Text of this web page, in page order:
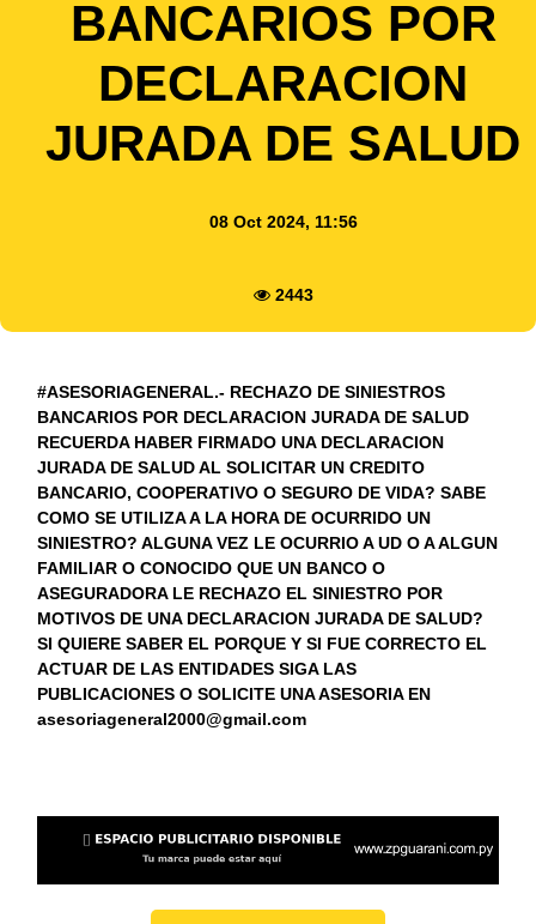
BANCARIOS POR
DECLARACION
JURADA DE SALUD
08 Oct 2024, 11:56
2443
#ASESORIAGENERAL.- RECHAZO DE SINIESTROS
BANCARIOS POR DECLARACION JURADA DE SALUD
RECUERDA HABER FIRMADO UNA DECLARACION
JURADA DE SALUD AL SOLICITAR UN CREDITO
BANCARIO, COOPERATIVO O SEGURO DE VIDA? SABE
COMO SE UTILIZA A LA HORA DE OCURRIDO UN
SINIESTRO? ALGUNA VEZ LE OCURRIO A UD O A ALGUN
FAMILIAR O CONOCIDO QUE UN BANCO O
ASEGURADORA LE RECHAZO EL SINIESTRO POR
MOTIVOS DE UNA DECLARACION JURADA DE SALUD?
SI QUIERE SABER EL PORQUE Y SI FUE CORRECTO EL
ACTUAR DE LAS ENTIDADES SIGA LAS
PUBLICACIONES O SOLICITE UNA ASESORIA EN
asesoriageneral2000@gmail.com